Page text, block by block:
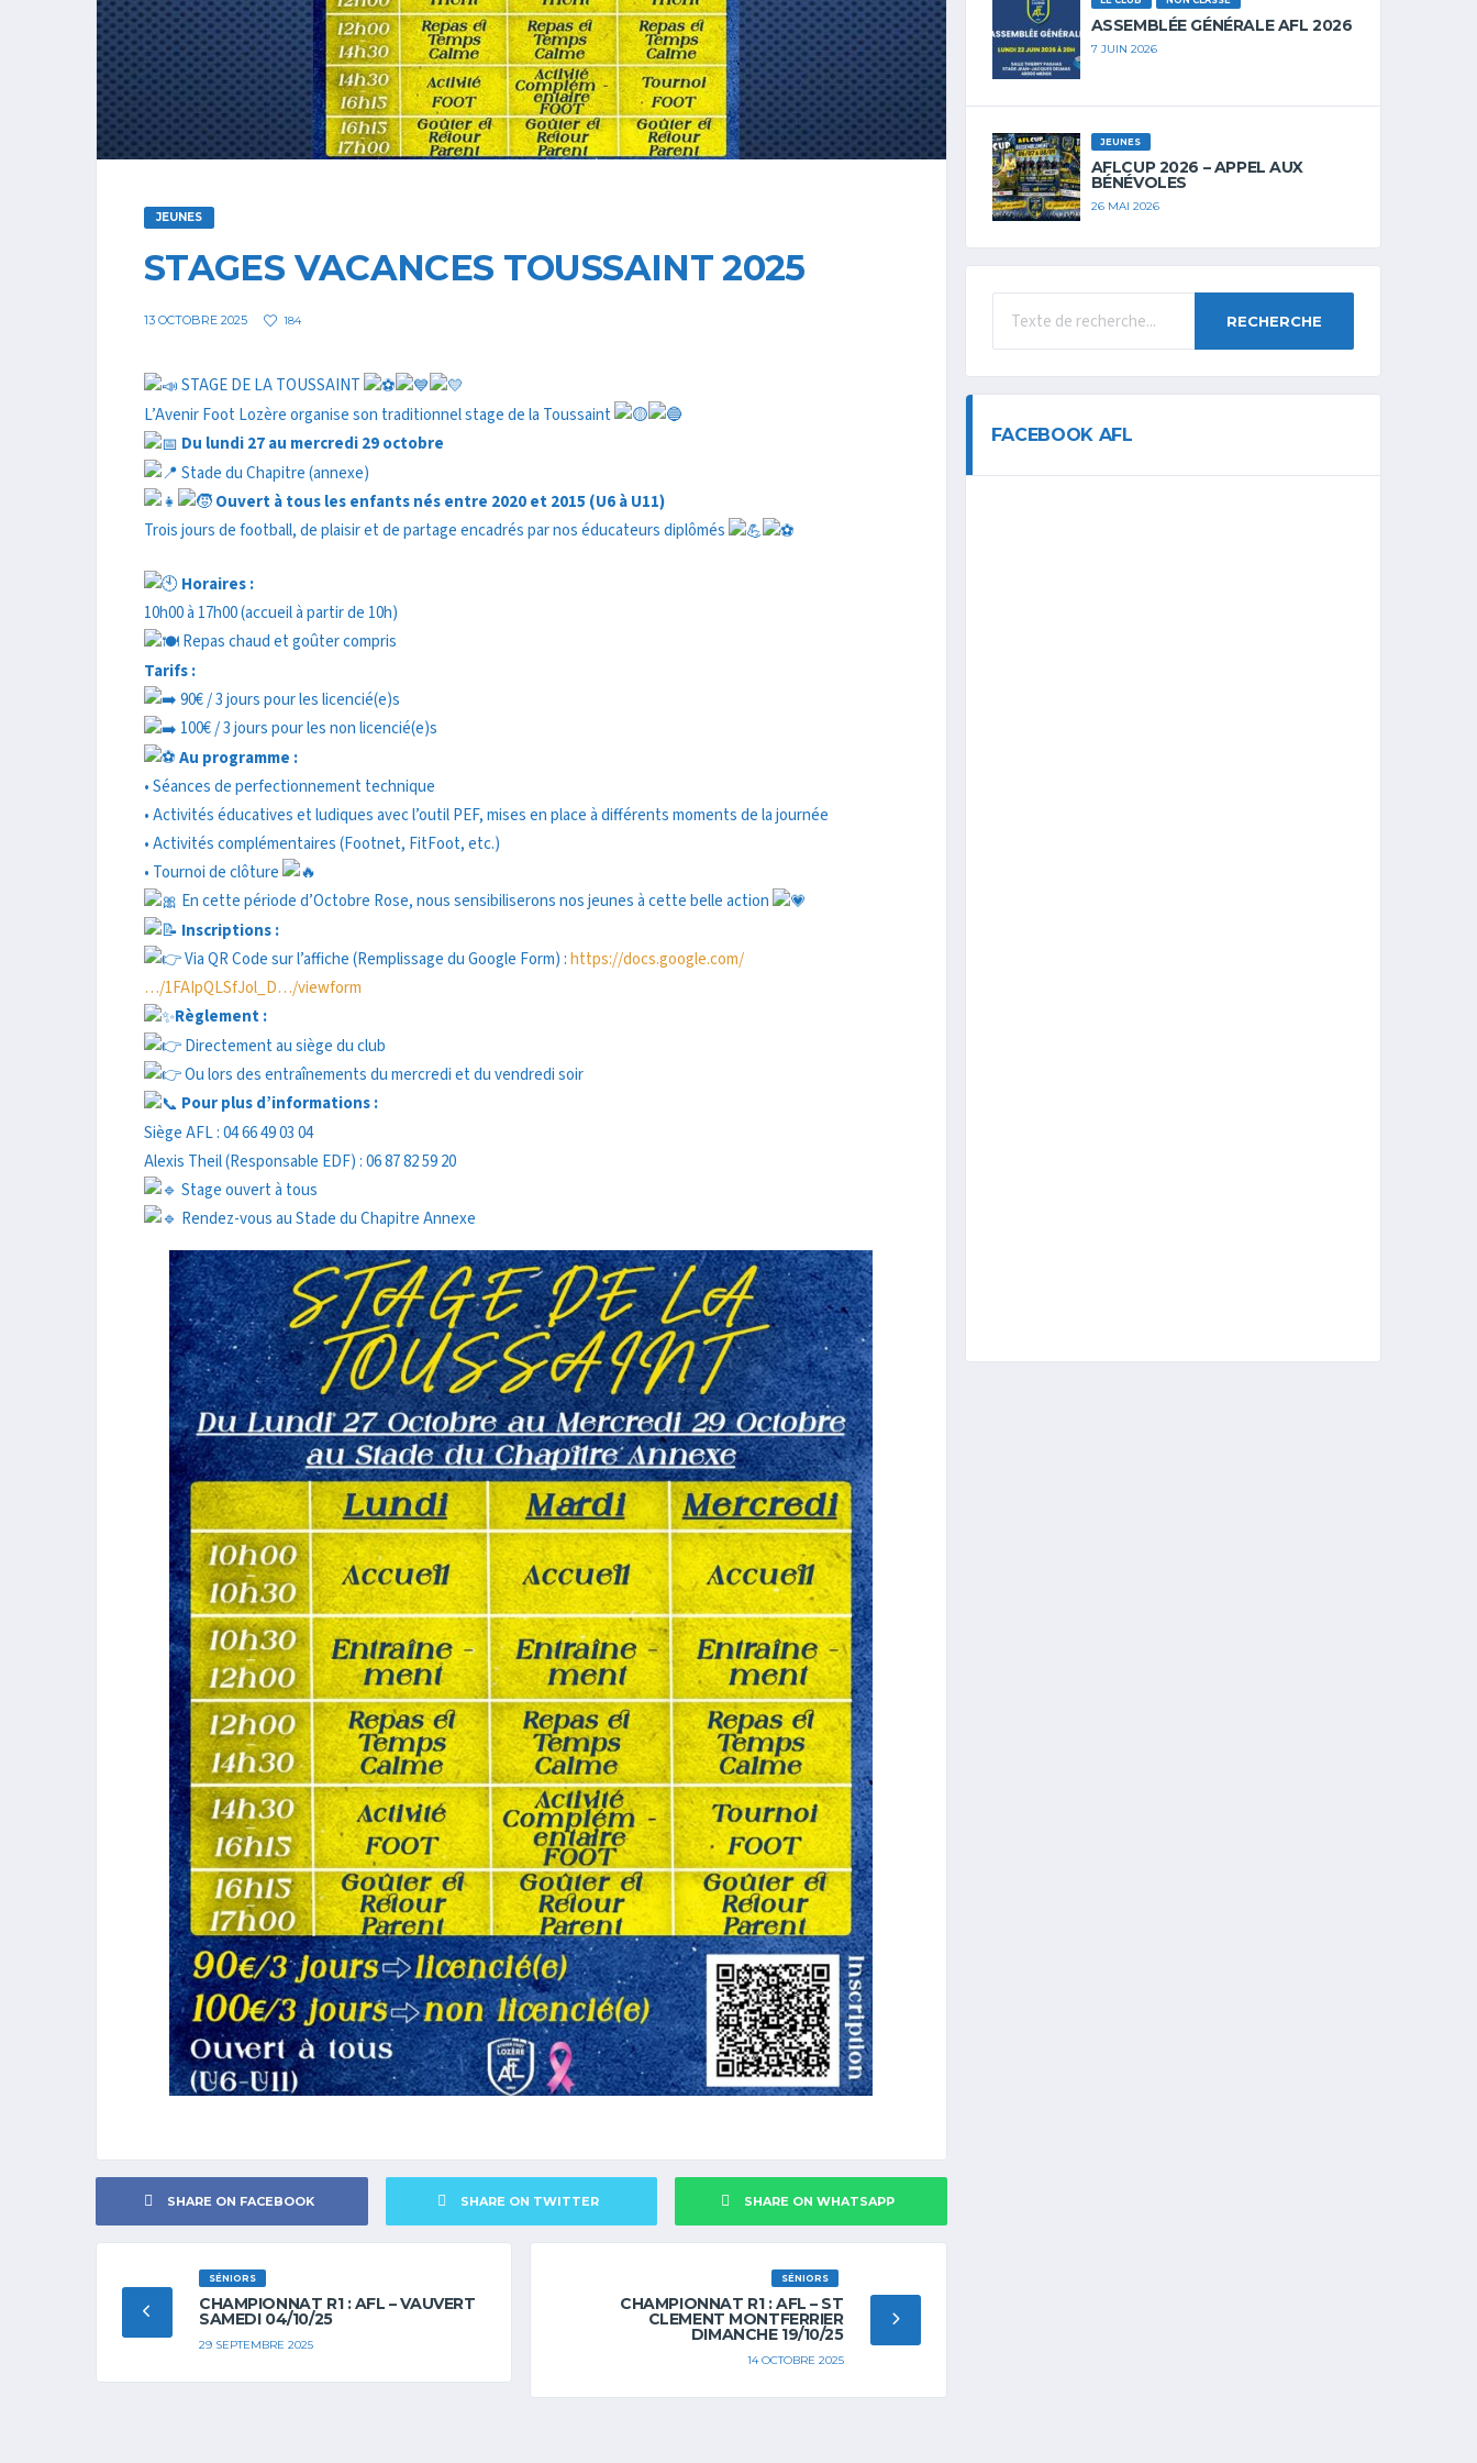
JEUNES
STAGES VACANCES TOUSSAINT 2025
13 OCTOBRE 2025 184
STAGE DE LA TOUSSAINT
L’Avenir Foot Lozère organise son traditionnel stage de la Toussaint
Du lundi 27 au mercredi 29 octobre
Stade du Chapitre (annexe)
Ouvert à tous les enfants nés entre 2020 et 2015 (U6 à U11)
Trois jours de football, de plaisir et de partage encadrés par nos éducateurs diplômés
Horaires :
10h00 à 17h00 (accueil à partir de 10h)
Repas chaud et goûter compris
Tarifs :
90€ / 3 jours pour les licencié(e)s
100€ / 3 jours pour les non licencié(e)s
Au programme :
• Séances de perfectionnement technique
• Activités éducatives et ludiques avec l’outil PEF, mises en place à différents moments de la journée
• Activités complémentaires (Footnet, FitFoot, etc.)
• Tournoi de clôture
En cette période d’Octobre Rose, nous sensibiliserons nos jeunes à cette belle action
Inscriptions :
Via QR Code sur l’affiche (Remplissage du Google Form) :https://docs.google.com/
…/1FAIpQLSfJol_D…/viewform
Règlement :
Directement au siège du club
Ou lors des entraînements du mercredi et du vendredi soir
Pour plus d’informations :
Siège AFL : 04 66 49 03 04
Alexis Theil (Responsable EDF) : 06 87 82 59 20
Stage ouvert à tous
Rendez-vous au Stade du Chapitre Annexe
SHARE ON FACEBOOK SHARE ON TWITTER SHARE ON WHATSAPP
SÉNIORS
CHAMPIONNAT R1 : AFL – VAUVERT
SAMEDI 04/10/25
29 SEPTEMBRE 2025
SÉNIORS
CHAMPIONNAT R1 : AFL – ST
CLEMENT MONTFERRIER
DIMANCHE 19/10/25
14 OCTOBRE 2025
ASSEMBLÉE GÉNÉRALE AFL 2026
7 JUIN 2026
JEUNES
AFLCUP 2026 – APPEL AUX
BÉNÉVOLES
26 MAI 2026
RECHERCHE
FACEBOOK AFL